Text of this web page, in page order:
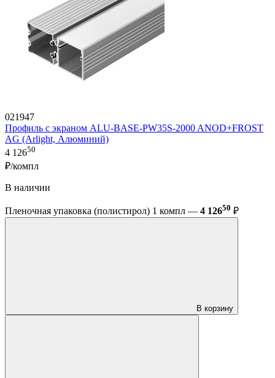
021947
Профиль с экраном ALU-BASE-PW35S-2000 ANOD+FROST
AG (Arlight, Алюминий)
4 12650
₽/компл
В наличии
Пленочная упаковка (полистирол) 1 компл — 4 12650 ₽
В корзину